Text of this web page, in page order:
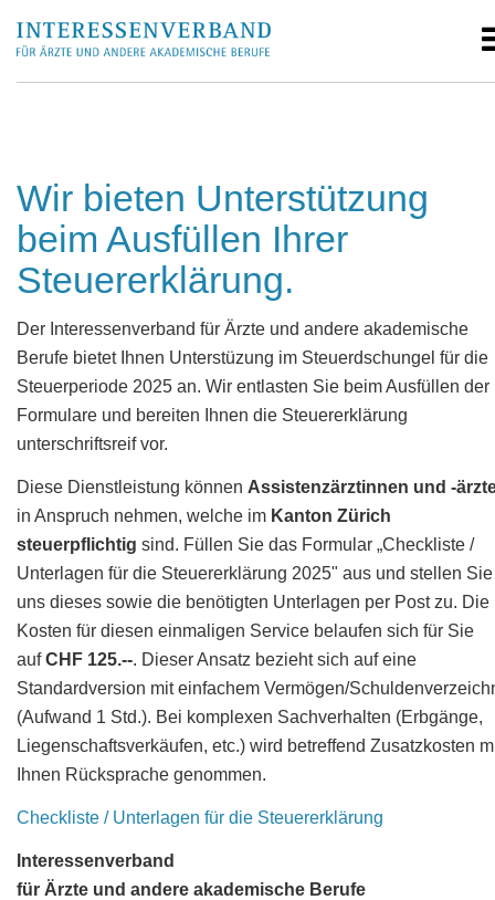
Wir bieten Unterstützung
beim Ausfüllen Ihrer
Steuererklärung.
Der Interessenverband für Ärzte und andere akademische
Berufe bietet Ihnen Unterstüzung im Steuerdschungel für die
Steuerperiode 2025 an. Wir entlasten Sie beim Ausfüllen der
Formulare und bereiten Ihnen die Steuererklärung
unterschriftsreif vor.
Diese Dienstleistung können Assistenzärztinnen und -
in Anspruch nehmen, welche im Kanton Zürich
steuerpflichtig sind. Füllen Sie das Formular „Checkliste /
Unterlagen für die Steuererklärung 2025" aus und stellen Sie
uns dieses sowie die benötigten Unterlagen per Post zu. Die
Kosten für diesen einmaligen Service belaufen sich für Sie
aufCHF 125.--. Dieser Ansatz bezieht sich auf eine
Standardversion mit einfachem Vermögen/
(Aufwand 1 Std.). Bei komplexen Sachverhalten (Erbgänge,
Liegenschaftsverkäufen, etc.) wird betreffend Zusatzkosten
Ihnen Rücksprache genommen.
Checkliste / Unterlagen für die Steuererklärung
Interessenverband
für Ärzte und andere akademische Berufe